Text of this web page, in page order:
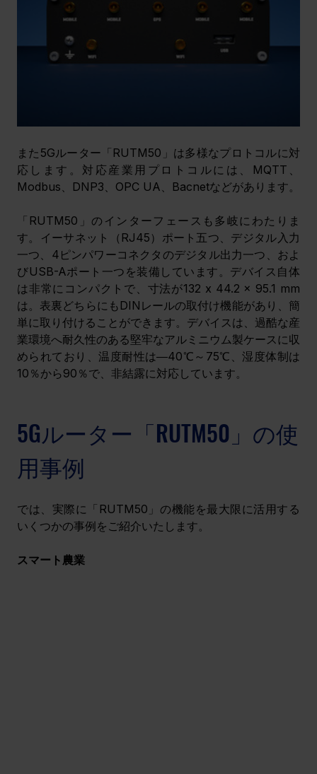
また5Gルーター「RUTM50」は多様なプロトコルに対
応します。対応産業用プロトコルには、MQTT、
Modbus、DNP3、OPC UA、Bacnetなどがあります。
「RUTM50」のインターフェースも多岐にわたりま
す。イーサネット（RJ45）ポート五つ、デジタル入力
一つ、4ピンパワーコネクタのデジタル出力一つ、およ
びUSB-Aポート一つを装備しています。デバイス自体
は非常にコンパクトで、寸法が132 x 44.2 x 95.1 mm
は。表裏どちらにもDINレールの取付け機能があり、簡
単に取り付けることができます。デバイスは、過酷な産
業環境へ耐久性のある堅牢なアルミニウム製ケースに収
められており、温度耐性は―40℃～75℃、湿度体制は
10％から90％で、非結露に対応しています。
5Gルーター「RUTM50」の使
用事例
では、実際に「RUTM50」の機能を最大限に活用する
いくつかの事例をご紹介いたします。
スマート農業